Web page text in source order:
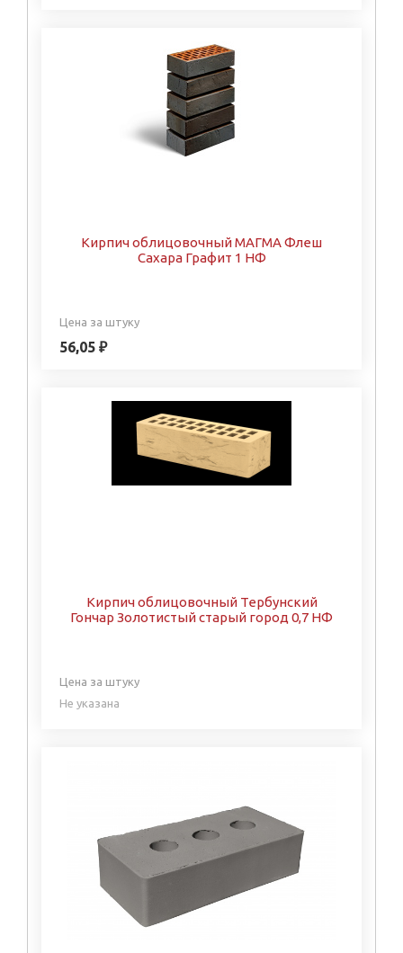
Кирпич облицовочный МАГМА Флеш
Сахара Графит 1 НФ
Цена за штуку
56,05 ₽
Кирпич облицовочный Тербунский
Гончар Золотистый старый город 0,7 НФ
Цена за штуку
Не указана